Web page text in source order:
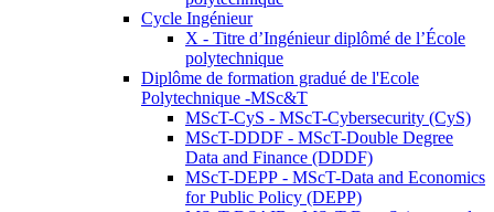
Cycle Ingénieur
X - Titre d’Ingénieur diplômé de l’École
polytechnique
Diplôme de formation gradué de l'Ecole
Polytechnique -MSc&T
MScT-CyS - MScT-Cybersecurity (CyS)
MScT-DDDF - MScT-Double Degree
Data and Finance (DDDF)
MScT-DEPP - MScT-Data and Economics
for Public Policy (DEPP)